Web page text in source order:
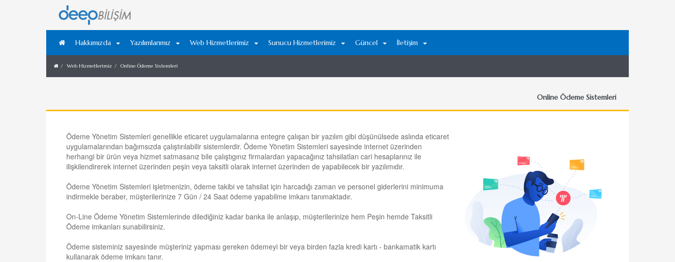
Hakkımızda Yazılımlarımız Web Hizmetlerimiz Sunucu Hizmetlerimiz Güncel İletişim
Web Hizmetlerimiz Online Ödeme Sistemleri
Online Ödeme Sistemleri
Ödeme Yönetim Sistemleri genellikle eticaret uygulamalarına entegre çalışan bir yazılım gibi düşünülsede aslında eticaret
uygulamalarından bağımsızda çalıştırılabilir sistemlerdir. Ödeme Yönetim Sistemleri sayesinde internet üzerinden
herhangi bir ürün veya hizmet satmasanız bile çalıştıgınız firmalardan yapacağınız tahsilatları cari hesaplarınız ile
ilişkilendirerek internet üzerinden peşin veya taksitli olarak internet üzerinden de yapabilecek bir yazılımıdır.
Ödeme Yönetim Sistemleri işletmenizin, ödeme takibi ve tahsilat için harcadığı zaman ve personel giderlerini minimuma
indirmekle beraber, müşterilerinize 7 Gün / 24 Saat ödeme yapabilme imkanı tanımaktadır.
On-Line Ödeme Yönetim Sistemlerinde dilediğiniz kadar banka ile anlaşıp, müşterilerinize hem Peşin hemde Taksitli
Ödeme imkanları sunabilirsiniz.
Ödeme sisteminiz sayesinde müşteriniz yapması gereken ödemeyi bir veya birden fazla kredi kartı - bankamatik kartı
kullanarak ödeme imkanı tanır.